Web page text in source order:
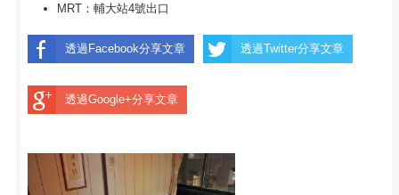
MRT：輔大站4號出口
透過Facebook分享文章 透過Twitter分享文章
透過Google+分享文章